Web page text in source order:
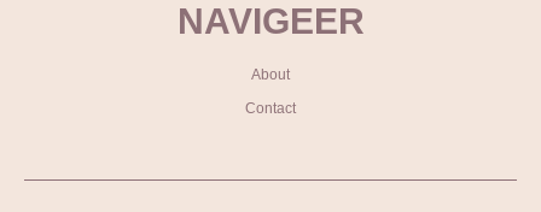
NAVIGEER
About
Contact